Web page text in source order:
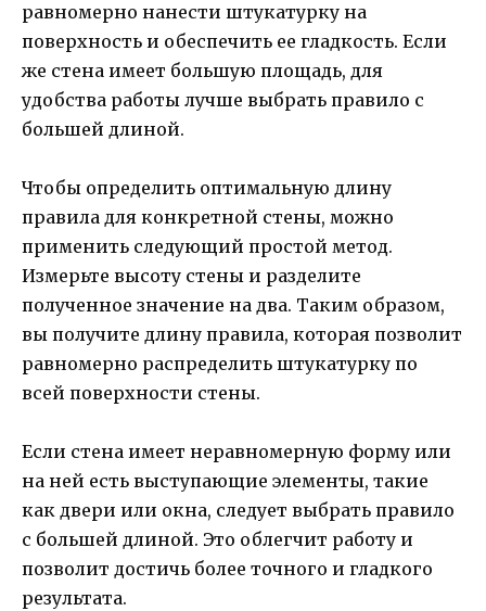
равномерно нанести штукатурку на
поверхность и обеспечить ее гладкость. Если
же стена имеет большую площадь, для
удобства работы лучше выбрать правило с
большей длиной.
Чтобы определить оптимальную длину
правила для конкретной стены, можно
применить следующий простой метод.
Измерьте высоту стены и разделите
полученное значение на два. Таким образом,
вы получите длину правила, которая позволит
равномерно распределить штукатурку по
всей поверхности стены.
Если стена имеет неравномерную форму или
на ней есть выступающие элементы, такие
как двери или окна, следует выбрать правило
с большей длиной. Это облегчит работу и
позволит достичь более точного и гладкого
результата.